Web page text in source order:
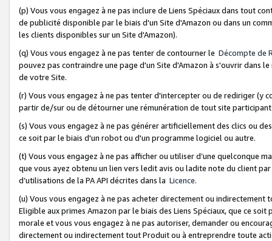
(p) Vous vous engagez à ne pas inclure de Liens Spéciaux dans tout
de publicité disponible par le biais d'un Site d'Amazon ou dans un
les clients disponibles sur un Site d'Amazon).
(q) Vous vous engagez à ne pas tenter de contourner le Décompte de
pouvez pas contraindre une page d'un Site d'Amazon à s'ouvrir dans
de votre Site.
(r) Vous vous engagez à ne pas tenter d'intercepter ou de rediriger
partir de/sur ou de détourner une rémunération de tout site
(s) Vous vous engagez à ne pas générer artificiellement des clics ou
ce soit par le biais d'un robot ou d'un programme logiciel ou autre.
(t) Vous vous engagez à ne pas afficher ou utiliser d’une quelconque
que vous ayez obtenu un lien vers ledit avis ou ladite note du client
d’utilisations de la PA API décrites dans la Licence.
(u) Vous vous engagez à ne pas acheter directement ou
Eligible aux primes Amazon par le biais des Liens Spéciaux, que ce
morale et vous vous engagez à ne pas autoriser, demander ou
directement ou indirectement tout Produit ou à entreprendre toute